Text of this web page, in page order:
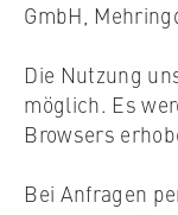
GmbH,
Die Nutzung
möglich. Es
Browsers
Bei Anfragen